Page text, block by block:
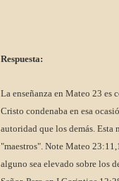
Respuesta:
La enseñanza en Mateo 23 es
Cristo condenaba en esa
autoridad que los demás. Esta
"maestros". Note Mateo
alguno sea elevado sobre los